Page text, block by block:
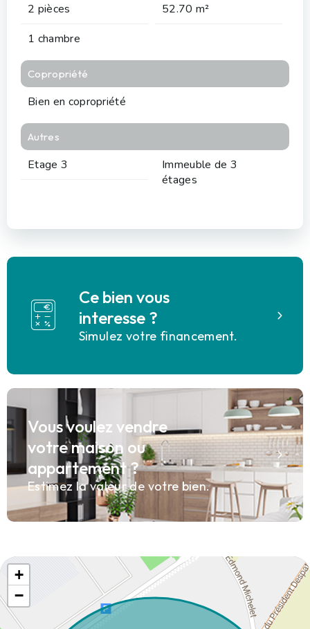
2 pièces
52.70 m²
1 chambre
Copropriété
Bien en copropriété
Autres
Etage 3
Immeuble de 3
étages
Ce bien vous
interesse ?
Simulez votre financement.
Vous voulez vendre
votre maison ou
appartement ?
Estimez la valeur de votre bien.
+
−